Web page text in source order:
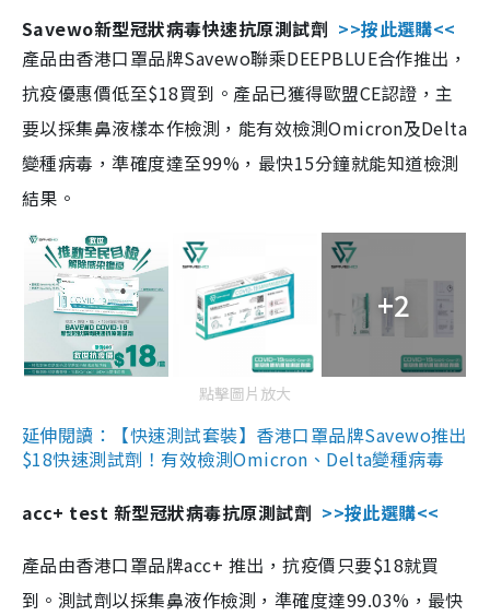
Savewo新型冠狀病毒快速抗原測試劑 >>按此選購<<
產品由香港口罩品牌Savewo聯乘DEEPBLUE合作推出，
抗疫優惠價低至$18買到。產品已獲得歐盟CE認證，主
要以採集鼻液樣本作檢測，能有效檢測Omicron及Delta
變種病毒，準確度達至99%，最快15分鐘就能知道檢測
結果。
+2
點擊圖片放大
延伸閱讀：【快速測試套裝】香港口罩品牌Savewo推出
$18快速測試劑！有效檢測Omicron、Delta變種病毒
acc+ test 新型冠狀病毒抗原測試劑 >>按此選購<<
產品由香港口罩品牌acc+ 推出，抗疫價只要$18就買
到。測試劑以採集鼻液作檢測，準確度達99.03%，最快